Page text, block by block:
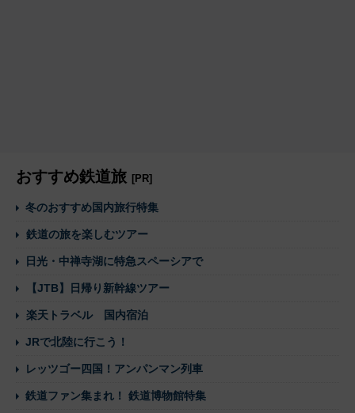
おすすめ鉄道旅 [PR]
冬のおすすめ国内旅行特集
鉄道の旅を楽しむツアー
日光・中禅寺湖に特急スペーシアで
【JTB】日帰り新幹線ツアー
楽天トラベル 国内宿泊
JRで北陸に行こう！
レッツゴー四国！アンパンマン列車
鉄道ファン集まれ！ 鉄道博物館特集